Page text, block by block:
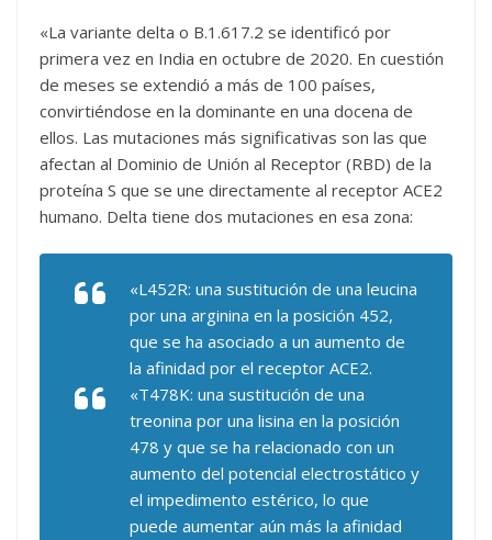
«La variante delta o B.1.617.2 se identificó por
primera vez en India en octubre de 2020. En cuestión
de meses se extendió a más de 100 países,
convirtiéndose en la dominante en una docena de
ellos. Las mutaciones más significativas son las que
afectan al Dominio de Unión al Receptor (RBD) de la
proteína S que se une directamente al receptor ACE2
humano. Delta tiene dos mutaciones en esa zona:
«L452R: una sustitución de una leucina
por una arginina en la posición 452,
que se ha asociado a un aumento de
la afinidad por el receptor ACE2.
«T478K: una sustitución de una
treonina por una lisina en la posición
478 y que se ha relacionado con un
aumento del potencial electrostático y
el impedimento estérico, lo que
puede aumentar aún más la afinidad